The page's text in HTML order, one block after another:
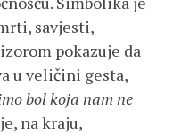
savjesti,
pokazuje da
u veličini gesta,
bol koja nam ne
na kraju,